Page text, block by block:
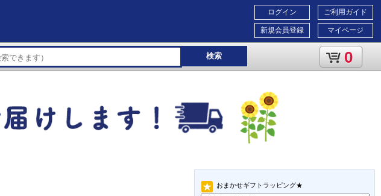
ご利用ガイド
マイページ
ログイン
新規会員登録
検索 0
おまかせギフトラッピング★